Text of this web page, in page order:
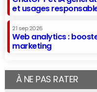
et usages
21 sep 2026
Web analytics :
marketing
À NE PAS RATER